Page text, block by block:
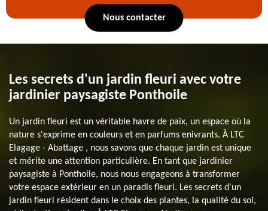
Nous contacter
Les secrets d'un jardin fleuri avec votre
jardinier paysagiste Ponthoile
Un jardin fleuri est un véritable havre de paix, un espace où la
nature s'exprime en couleurs et en parfums enivrants. À LTC
Elagage - Abattage , nous savons que chaque jardin est unique
et mérite une attention particulière. En tant que jardinier
paysagiste à Ponthoile, nous nous engageons à transformer
votre espace extérieur en un paradis fleuri. Les secrets d'un
jardin fleuri résident dans le choix des plantes, la qualité du sol,